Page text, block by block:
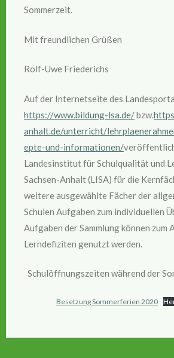
Sommerzeit.
Mit freundlichen Grüßen
Rolf-Uwe Friederichs
Auf der Internetseite des
https://www.bildung-lsa.de/bzw.
anhalt.de/unterricht/
epte-und-informationen/
Landesinstitut für Schulqualität und
Sachsen-Anhalt (LISA) für die
weitere ausgewählte Fächer der
Schulen Aufgaben zum individuellen
Aufgaben der Sammlung können zum
Lerndefiziten genutzt werden.
Schulöffnungszeiten während der
Besetzung Sommerferien 2020